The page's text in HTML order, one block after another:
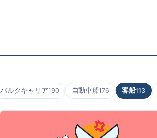
バルクキャリア190 自動車船176 客船113